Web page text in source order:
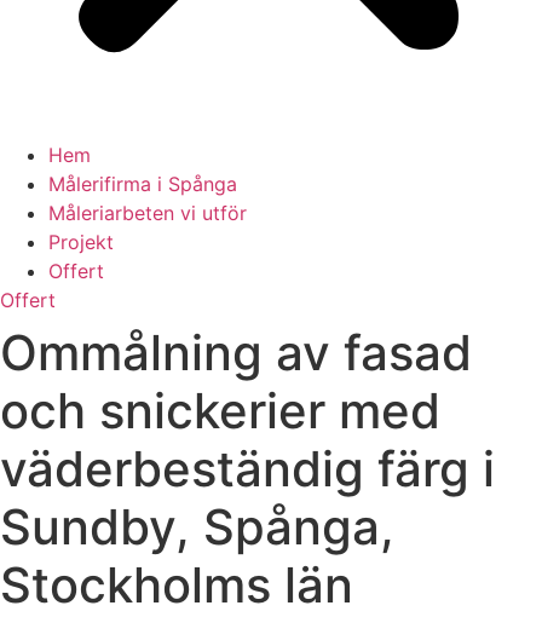
Hem
Målerifirma i Spånga
Måleriarbeten vi utför
Projekt
Offert
Offert
Ommålning av fasad
och snickerier med
väderbeständig färg i
Sundby, Spånga,
Stockholms län